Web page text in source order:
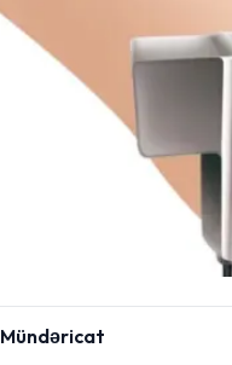
Mündəricat